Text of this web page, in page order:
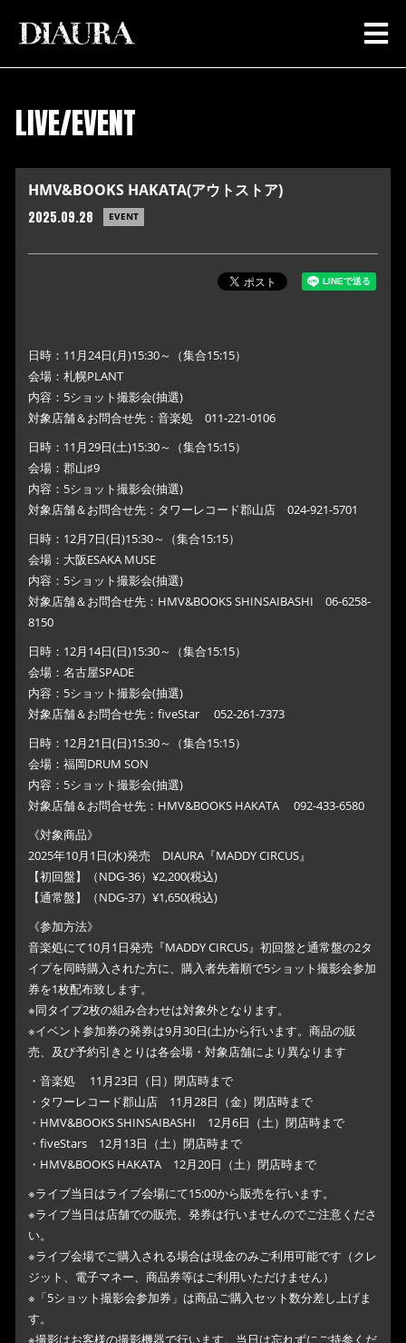
LIVE/EVENT
HMV&BOOKS HAKATA(アウトストア)
2025.09.28 EVENT
日時：11月24日(月)15:30～（集合15:15）
会場：札幌PLANT
内容：5ショット撮影会(抽選)
対象店舗＆お問合せ先：音楽処 011-221-0106
日時：11月29日(土)15:30～（集合15:15）
会場：郡山♯9
内容：5ショット撮影会(抽選)
対象店舗＆お問合せ先：タワーレコード郡山店 024-921-5701
日時：12月7日(日)15:30～（集合15:15）
会場：大阪ESAKA MUSE
内容：5ショット撮影会(抽選)
対象店舗＆お問合せ先：HMV&BOOKS SHINSAIBASHI 06-6258-
8150
日時：12月14日(日)15:30～（集合15:15）
会場：名古屋SPADE
内容：5ショット撮影会(抽選)
対象店舗＆お問合せ先：fiveStar 052-261-7373
日時：12月21日(日)15:30～（集合15:15）
会場：福岡DRUM SON
内容：5ショット撮影会(抽選)
対象店舗＆お問合せ先：HMV&BOOKS HAKATA 092-433-6580
《対象商品》
2025年10月1日(水)発売 DIAURA『MADDY CIRCUS』
【初回盤】（NDG-36）¥2,200(税込)
【通常盤】（NDG-37）¥1,650(税込)
《参加方法》
音楽処にて10月1日発売『MADDY CIRCUS』初回盤と通常盤の2タ
イプを同時購入された方に、購入者先着順で5ショット撮影会参加
券を1枚配布致します。
※同タイプ2枚の組み合わせは対象外となります。
※イベント参加券の発券は9月30日(土)から行います。商品の販
売、及び予約引きとりは各会場・対象店舗により異なります
・音楽処 11月23日（日）閉店時まで
・タワーレコード郡山店 11月28日（金）閉店時まで
・HMV&BOOKS SHINSAIBASHI 12月6日（土）閉店時まで
・fiveStars 12月13日（土）閉店時まで
・HMV&BOOKS HAKATA 12月20日（土）閉店時まで
※ライブ当日はライブ会場にて15:00から販売を行います。
※ライブ当日は店舗での販売、発券は行いませんのでご注意くださ
い。
※ライブ会場でご購入される場合は現金のみご利用可能です（クレ
ジット、電子マネー、商品券等はご利用いただけません）
※「5ショット撮影会参加券」は商品ご購入セット数分差し上げま
す。
※撮影はお客様の撮影機器で行います。当日は忘れずにご持参くだ